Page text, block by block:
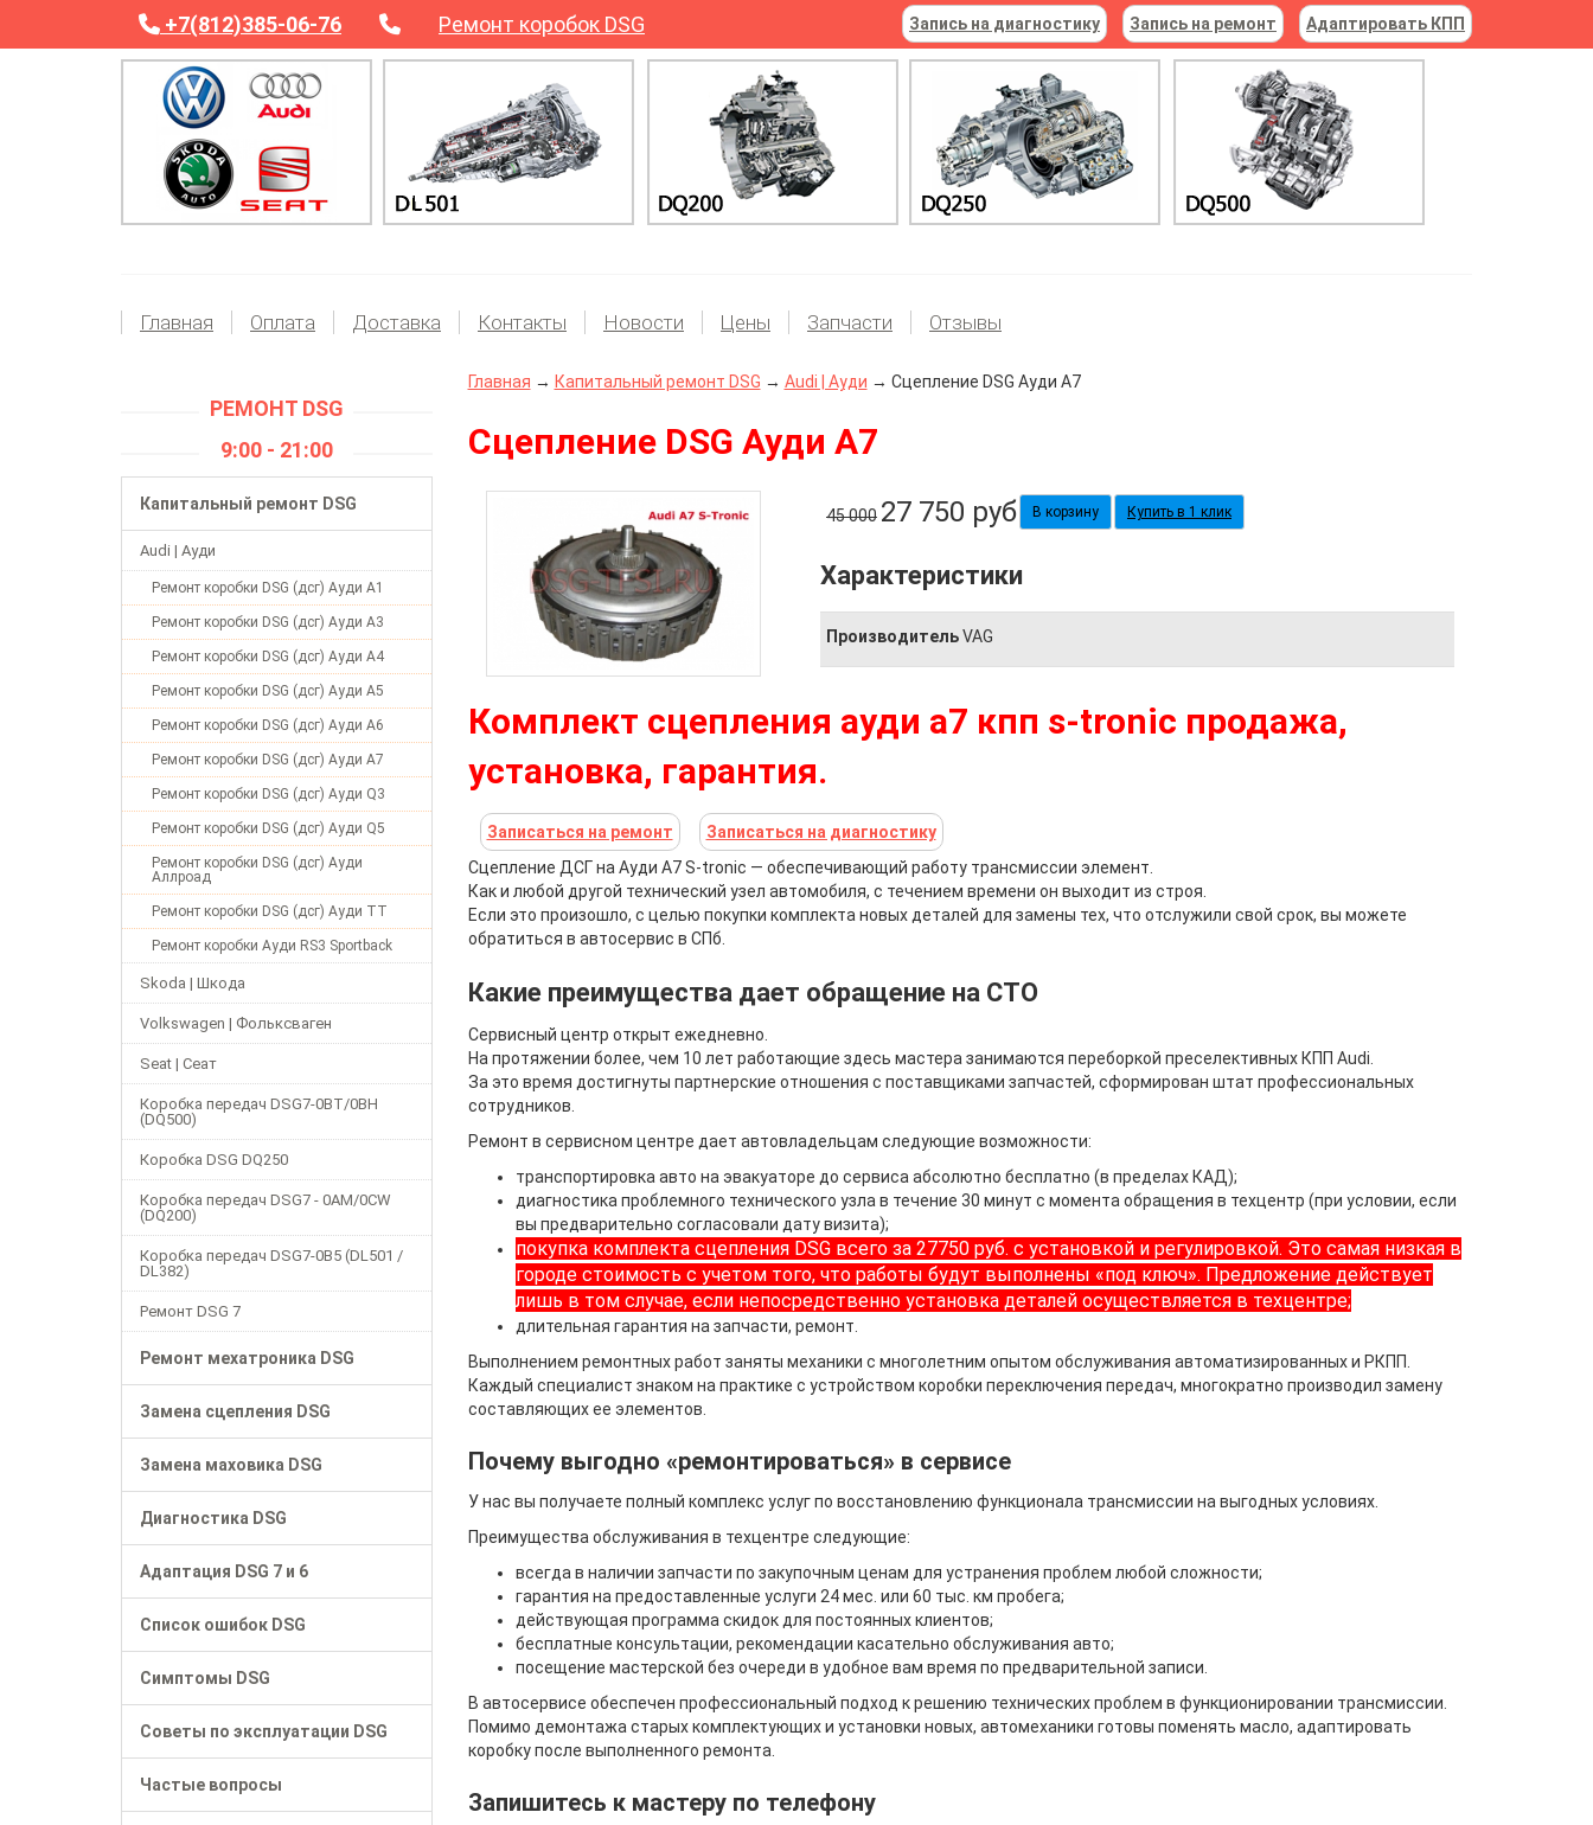
+7(812)385-06-76 Ремонт коробок DSG Запись на диагностику Запись на ремонт Адаптировать КПП
Главная Оплата Доставка Контакты Новости Цены Запчасти Отзывы
РЕМОНТ DSG
9:00 - 21:00
Капитальный ремонт DSG
Audi | Ауди
Ремонт коробки DSG (дсг) Ауди А1
Ремонт коробки DSG (дсг) Ауди А3
Ремонт коробки DSG (дсг) Ауди А4
Ремонт коробки DSG (дсг) Ауди А5
Ремонт коробки DSG (дсг) Ауди А6
Ремонт коробки DSG (дсг) Ауди А7
Ремонт коробки DSG (дсг) Ауди Q3
Ремонт коробки DSG (дсг) Ауди Q5
Ремонт коробки DSG (дсг) Ауди
Аллроад
Ремонт коробки DSG (дсг) Ауди ТТ
Ремонт коробки Ауди RS3 Sportback
Skoda | Шкода
Volkswagen | Фольксваген
Seat | Сеат
Коробка передач DSG7-0BT/0BH
(DQ500)
Коробка DSG DQ250
Коробка передач DSG7 - 0AM/0CW
(DQ200)
Коробка передач DSG7-0B5 (DL501 /
DL382)
Ремонт DSG 7
Ремонт мехатроника DSG
Замена сцепления DSG
Замена маховика DSG
Диагностика DSG
Адаптация DSG 7 и 6
Список ошибок DSG
Симптомы DSG
Советы по эксплуатации DSG
Частые вопросы
Главная → Капитальный ремонт DSG → Audi | Ауди → Сцепление DSG Ауди А7
Сцепление DSG Ауди А7
45 000 27 750 руб Купить в 1 клик
Характеристики
ПроизводительVAG
Комплект сцепления ауди а7 кпп s-tronic продажа,
установка, гарантия.
Записаться на ремонт
Записаться на диагностику
Сцепление ДСГ на Ауди А7 S-tronic — обеспечивающий работу трансмиссии элемент.
Как и любой другой технический узел автомобиля, с течением времени он выходит из строя.
Если это произошло, с целью покупки комплекта новых деталей для замены тех, что отслужили свой срок, вы можете
обратиться в автосервис в СПб.
Какие преимущества дает обращение на СТО
Сервисный центр открыт ежедневно.
На протяжении более, чем 10 лет работающие здесь мастера занимаются переборкой преселективных КПП Audi.
За это время достигнуты партнерские отношения с поставщиками запчастей, сформирован штат профессиональных
сотрудников.
Ремонт в сервисном центре дает автовладельцам следующие возможности:
транспортировка авто на эвакуаторе до сервиса абсолютно бесплатно (в пределах КАД);
диагностика проблемного технического узла в течение 30 минут с момента обращения в техцентр (при условии, если
вы предварительно согласовали дату визита);
покупка комплекта сцепления DSG всего за 27750 руб. с установкой и регулировкой. Это самая низкая в
городе стоимость с учетом того, что работы будут выполнены «под ключ». Предложение действует
лишь в том случае, если непосредственно установка деталей осуществляется в техцентре;
длительная гарантия на запчасти, ремонт.
Выполнением ремонтных работ заняты механики с многолетним опытом обслуживания автоматизированных и РКПП.
Каждый специалист знаком на практике с устройством коробки переключения передач, многократно производил замену
составляющих ее элементов.
Почему выгодно «ремонтироваться» в сервисе
У нас вы получаете полный комплекс услуг по восстановлению функционала трансмиссии на выгодных условиях.
Преимущества обслуживания в техцентре следующие:
всегда в наличии запчасти по закупочным ценам для устранения проблем любой сложности;
гарантия на предоставленные услуги 24 мес. или 60 тыс. км пробега;
действующая программа скидок для постоянных клиентов;
бесплатные консультации, рекомендации касательно обслуживания авто;
посещение мастерской без очереди в удобное вам время по предварительной записи.
В автосервисе обеспечен профессиональный подход к решению технических проблем в функционировании трансмиссии.
Помимо демонтажа старых комплектующих и установки новых, автомеханики готовы поменять масло, адаптировать
коробку после выполненного ремонта.
Запишитесь к мастеру по телефону